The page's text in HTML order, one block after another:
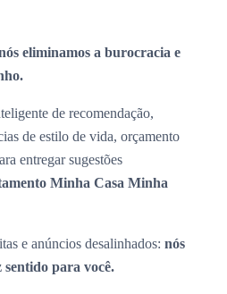
eliminamos a burocracia e
de recomendação,
de estilo de vida, orçamento
entregar sugestões
Minha Casa Minha
e anúncios desalinhados: nós
sentido para você.